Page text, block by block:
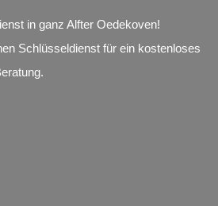
in ganz Alfter Oedekoven!
Schlüsseldienst für ein kostenloses